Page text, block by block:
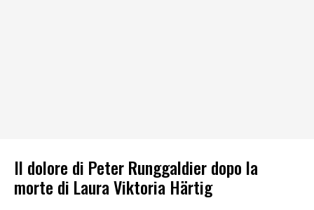
Il dolore di Peter Runggaldier dopo la
morte di Laura Viktoria Härtig